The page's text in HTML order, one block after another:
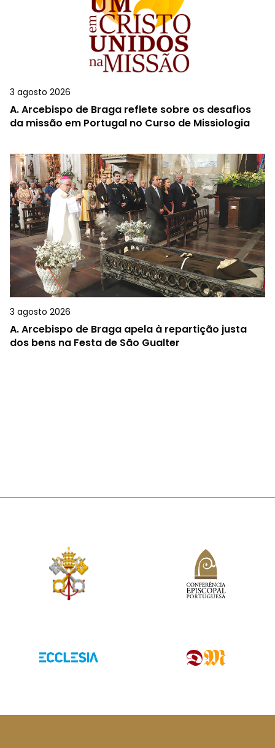
3 agosto 2026
A.Arcebispo de Braga reflete sobre os desafios
da missão em Portugal no Curso de Missiologia
3 agosto 2026
A.Arcebispo de Braga apela à repartição justa
dos bens na Festa de São Gualter